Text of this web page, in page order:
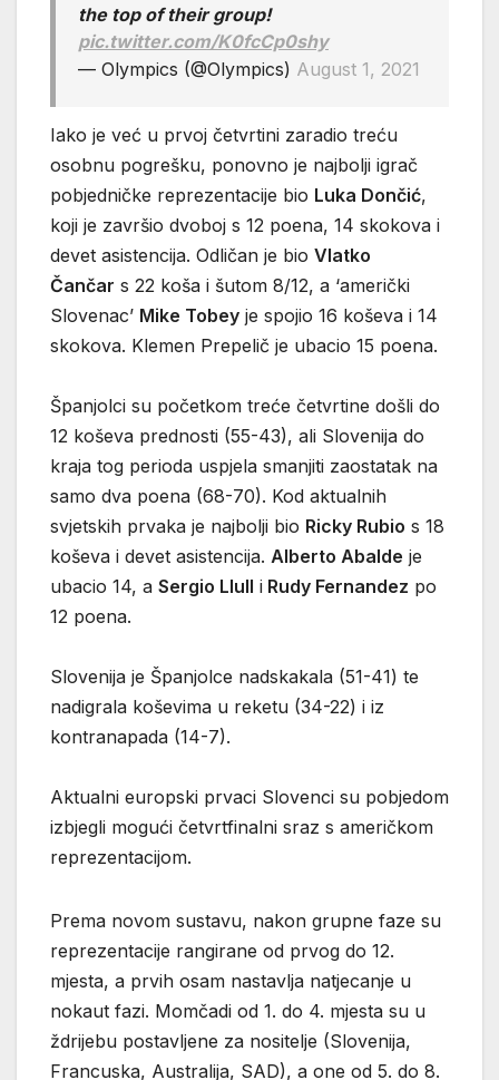
the top of their group!
pic.twitter.com/K0fcCp0shy
— Olympics (@Olympics) August 1, 2021
Iako je već u prvoj četvrtini zaradio treću
osobnu pogrešku, ponovno je najbolji igrač
pobjedničke reprezentacije bio Luka Dončić,
koji je završio dvoboj s 12 poena, 14 skokova i
devet asistencija. Odličan je bio Vlatko
Čančar s 22 koša i šutom 8/12, a ‘američki
Slovenac’ Mike Tobey je spojio 16 koševa i 14
skokova. Klemen Prepelič je ubacio 15 poena.
Španjolci su početkom treće četvrtine došli do
12 koševa prednosti (55-43), ali Slovenija do
kraja tog perioda uspjela smanjiti zaostatak na
samo dva poena (68-70). Kod aktualnih
svjetskih prvaka je najbolji bio Ricky Rubio s 18
koševa i devet asistencija. Alberto Abalde je
ubacio 14, a Sergio Llull i Rudy Fernandez po
12 poena.
Slovenija je Španjolce nadskakala (51-41) te
nadigrala koševima u reketu (34-22) i iz
kontranapada (14-7).
Aktualni europski prvaci Slovenci su pobjedom
izbjegli mogući četvrtfinalni sraz s američkom
reprezentacijom.
Prema novom sustavu, nakon grupne faze su
reprezentacije rangirane od prvog do 12.
mjesta, a prvih osam nastavlja natjecanje u
nokaut fazi. Momčadi od 1. do 4. mjesta su u
ždrijebu postavljene za nositelje (Slovenija,
Francuska, Australija, SAD), a one od 5. do 8.